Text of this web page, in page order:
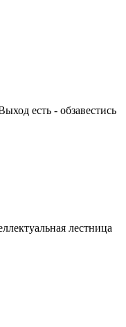
есть - обзавестись
лестница